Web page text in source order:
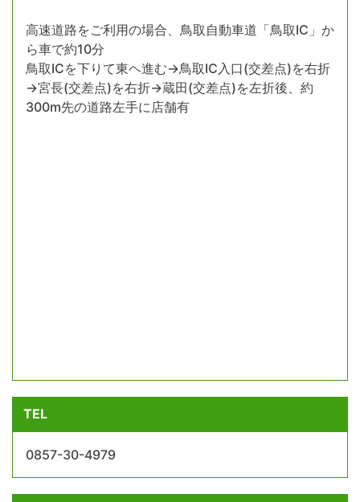
高速道路をご利用の場合、鳥取自動車道「鳥取IC」か
ら車で約10分
鳥取ICを下りて東ヘ進む→鳥取IC入口(交差点)を右折
→宮長(交差点)を右折→蔵田(交差点)を左折後、約
300m先の道路左手に店舗有
TEL
0857-30-4979